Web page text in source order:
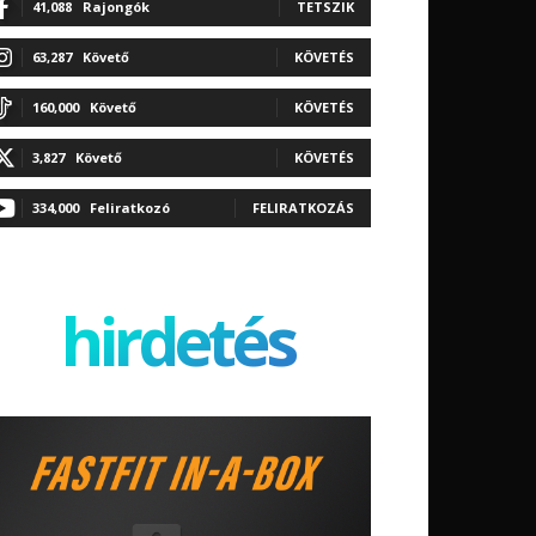
41,088 Rajongók TETSZIK
63,287 Követő KÖVETÉS
160,000 Követő KÖVETÉS
3,827 Követő KÖVETÉS
334,000 Feliratkozó FELIRATKOZÁS
hirdetés